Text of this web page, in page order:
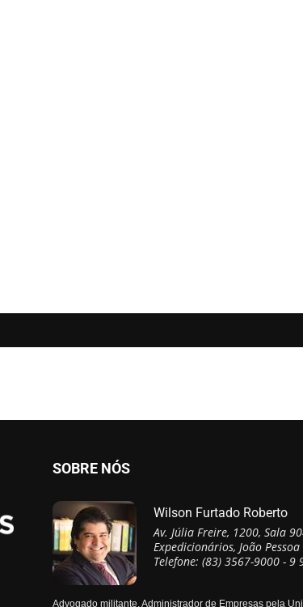
SOBRE NÓS
Wilson Furtado Roberto
Av. Júlia Freire, 1200, Sala
Expedicionários, João Pessoa
Telefone: (83) 3567-9000 - 9
Advogado militante, Administrador de Empresas pela